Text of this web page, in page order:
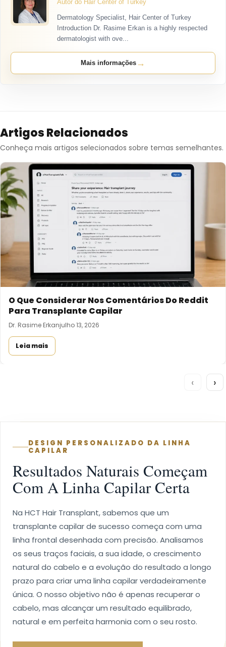
Autor do Hair Center of Turkey
Dermatology Specialist, Hair Center of Turkey
Introduction Dr. Rasime Erkan is a highly respected
dermatologist with ove...
Mais informações →
Artigos Relacionados
Conheça mais artigos selecionados sobre temas semelhantes.
O Que Considerar Nos Comentários Do Reddit
Para Transplante Capilar
Dr. Rasime Erkanjulho 13, 2026
Leia mais
‹ ›
DESIGN PERSONALIZADO DA LINHA
CAPILAR
Resultados Naturais Começam
Com A Linha Capilar Certa
Na HCT Hair Transplant, sabemos que um
transplante capilar de sucesso começa com uma
linha frontal desenhada com precisão. Analisamos
os seus traços faciais, a sua idade, o crescimento
natural do cabelo e a evolução do resultado a longo
prazo para criar uma linha capilar verdadeiramente
única. O nosso objetivo não é apenas recuperar o
cabelo, mas alcançar um resultado equilibrado,
natural e em perfeita harmonia com o seu rosto.